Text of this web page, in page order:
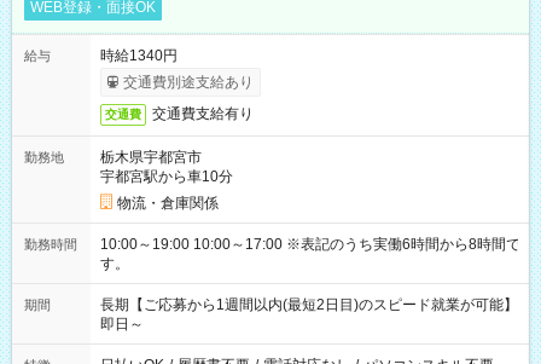
WEB登録・面接OK
給与
時給1340円
交通費別途支給あり
交通費 交通費支給有り
勤務地
栃木県宇都宮市
宇都宮駅から車10分
物流・倉庫関係
勤務時間
10:00～19:00 10:00～17:00 ※表記のうち実働6時間から8時間で
す。
期間
長期【ご応募から1週間以内(最短2日目)のスピード就業が可能】
即日～